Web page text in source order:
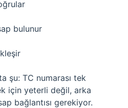
bulunur
şu: TC numarası tek
için yeterli değil, arka
bağlantısı gerekiyor.